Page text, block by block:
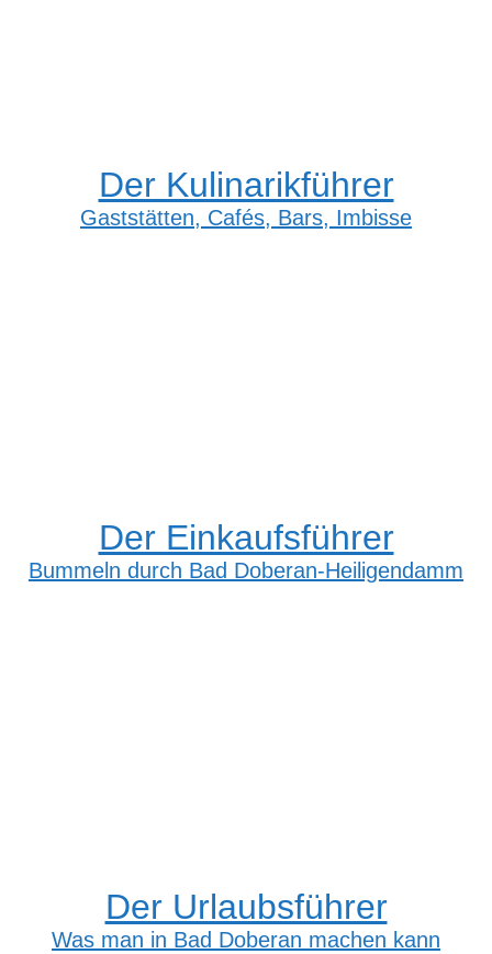
Der Kulinarikführer
Gaststätten, Cafés, Bars, Imbisse
Der Einkaufsführer
Bummeln durch Bad Doberan-Heiligendamm
Der Urlaubsführer
Was man in Bad Doberan machen kann